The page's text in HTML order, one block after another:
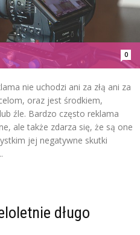
0
nie uchodzi ani za złą ani za
oraz jest środkiem,
źle. Bardzo często reklama
ale także zdarza się, że są one
jej negatywne skutki
długo